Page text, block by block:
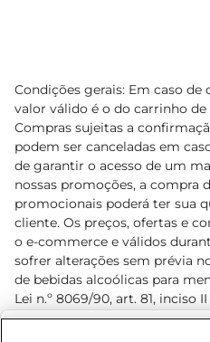
Condições gerais: Em caso de
valor válido é o do carrinho
Compras sujeitas a
podem ser canceladas em
de garantir o acesso de um
nossas promoções, a compra
promocionais poderá ter sua
cliente. Os preços, ofertas e
o e-commerce e válidos
sofrer alterações sem prévia
de bebidas alcoólicas para
Lei n.º 8069/90, art. 81, inciso
Adolescente). Preços e